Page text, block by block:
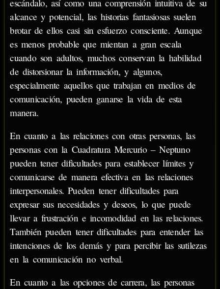
escándalo, así como una comprensión intuitiva de su
alcance y potencial, las historias fantasiosas suelen
brotar de ellos casi sin esfuerzo consciente. Aunque
es menos probable que mientan a gran escala
cuando son adultos, muchos conservan la habilidad
de distorsionar la información, y algunos,
especialmente aquellos que trabajan en medios de
comunicación, pueden ganarse la vida de esta
manera.
En cuanto a las relaciones con otras personas, las
personas con la Cuadratura Mercurio – Neptuno
pueden tener dificultades para establecer límites y
comunicarse de manera efectiva en las relaciones
interpersonales. Pueden tener dificultades para
expresar sus necesidades y deseos, lo que puede
llevar a frustración e incomodidad en las relaciones.
También pueden tener dificultades para entender las
intenciones de los demás y para percibir las sutilezas
en la comunicación no verbal.
En cuanto a las opciones de carrera, las personas